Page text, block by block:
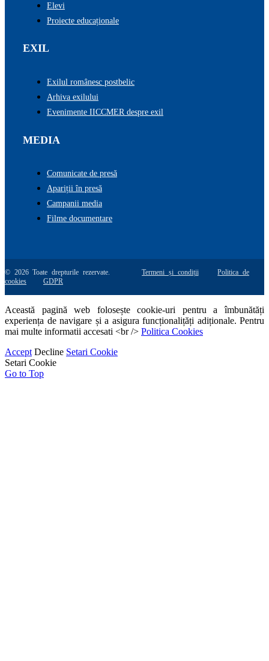
Elevi
Proiecte educaționale
EXIL
Exilul românesc postbelic
Arhiva exilului
Evenimente IICCMER despre exil
MEDIA
Comunicate de presă
Apariții în presă
Campanii media
Filme documentare
© 2026 Toate drepturile rezervate.Termeni și condiții
Politica de
cookies
GDPR
Această pagină web folosește cookie-uri pentru a îmbunătăți
experiența de navigare și a asigura funcționalițăți adiționale. Pentru
mai multe informatii accesati <br /> Politica Cookies
Accept Decline Setari Cookie
Setari Cookie
Go to Top